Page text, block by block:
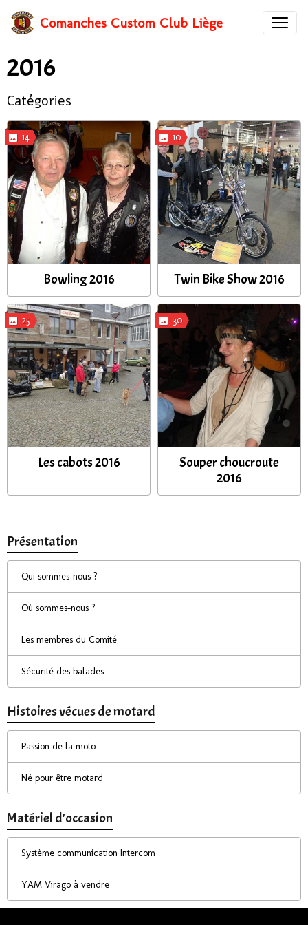
Comanches Custom Club Liège
2016
Catégories
14
Bowling 2016
10
Twin Bike Show 2016
25
Les cabots 2016
30
Souper choucroute
2016
Présentation
Qui sommes-nous ?
Où sommes-nous ?
Les membres du Comité
Sécurité des balades
Histoires vécues de motard
Passion de la moto
Né pour être motard
Matériel d'occasion
Système communication Intercom
YAM Virago à vendre